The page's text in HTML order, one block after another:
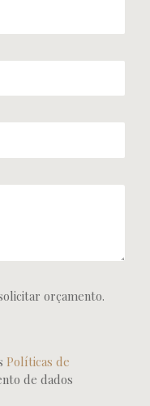
orçamento.
Políticas de
de dados